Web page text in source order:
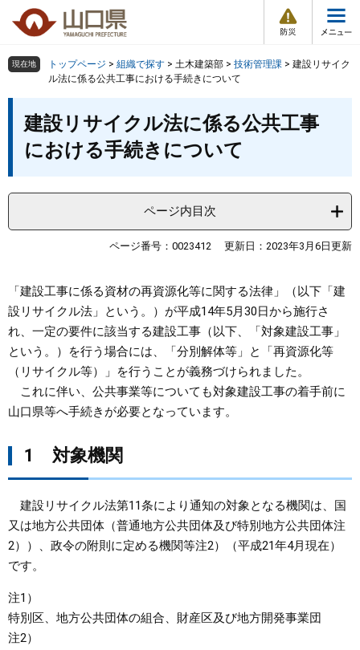
の
頭
ー
飛
情
報
メ
ュ
組織で探す
教育・文化・スポーツ
しごと・産業・観光
まちづくり
検索の仕方 組織で探す サイトマップで探す
現在地 トップページ > 組織で探す > 土木建築部 > 技術管理課 > 建設リサイク
ル法に係る公共工事における手続きについて
建設リサイクル法に係る公共工事
における手続きについて
ページ内目次
ページ番号：0023412 更新日：2023年3月6日更新
「建設工事に係る資材の再資源化等に関する法律」（以下「建
設リサイクル法」という。）が平成14年5月30日から施行さ
れ、一定の要件に該当する建設工事（以下、「対象建設工事」
という。）を行う場合には、「分別解体等」と「再資源化等
（リサイクル等）」を行うことが義務づけられました。
これに伴い、公共事業等についても対象建設工事の着手前に
山口県等へ手続きが必要となっています。
1 対象機関
建設リサイクル法第11条により通知の対象となる機関は、国
又は地方公共団体（普通地方公共団体及び特別地方公共団体注
2））、政令の附則に定める機関等注2）（平成21年4月現在）
です。
注1）
特別区、地方公共団体の組合、財産区及び地方開発事業団
注2）